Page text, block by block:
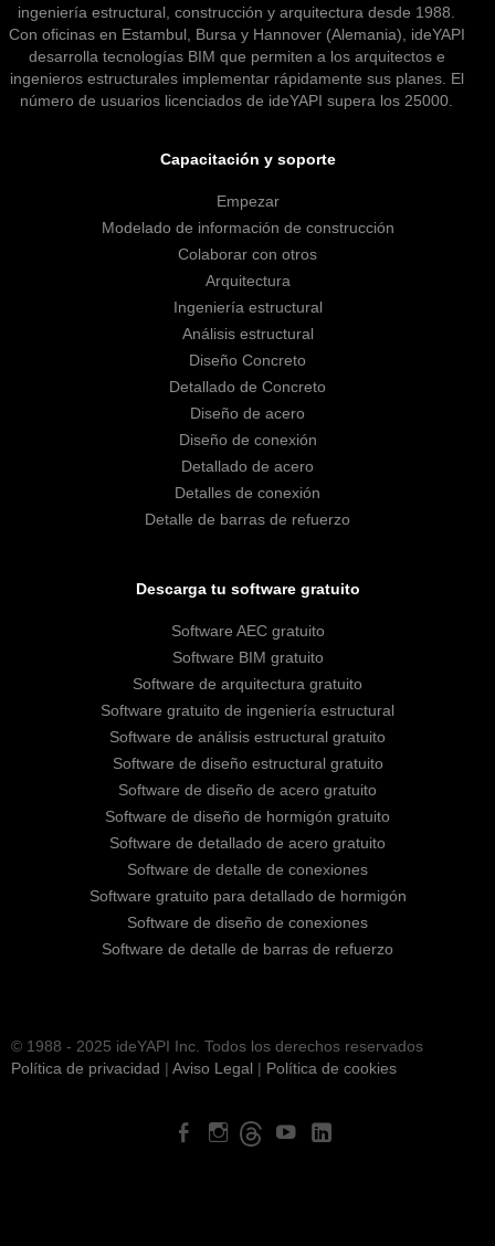
ingeniería estructural, construcción y arquitectura desde 1988.
Con oficinas en Estambul, Bursa y Hannover (Alemania), ideYAPI
desarrolla tecnologías BIM que permiten a los arquitectos e
ingenieros estructurales implementar rápidamente sus planes. El
número de usuarios licenciados de ideYAPI supera los 25000.
Capacitación y soporte
Empezar
Modelado de información de construcción
Colaborar con otros
Arquitectura
Ingeniería estructural
Análisis estructural
Diseño Concreto
Detallado de Concreto
Diseño de acero
Diseño de conexión
Detallado de acero
Detalles de conexión
Detalle de barras de refuerzo
Descarga tu software gratuito
Software AEC gratuito
Software BIM gratuito
Software de arquitectura gratuito
Software gratuito de ingeniería estructural
Software de análisis estructural gratuito
Software de diseño estructural gratuito
Software de diseño de acero gratuito
Software de diseño de hormigón gratuito
Software de detallado de acero gratuito
Software de detalle de conexiones
Software gratuito para detallado de hormigón
Software de diseño de conexiones
Software de detalle de barras de refuerzo
© 1988 - 2025 ideYAPI Inc. Todos los derechos reservados
Política de privacidad | Aviso Legal | Política de cookies